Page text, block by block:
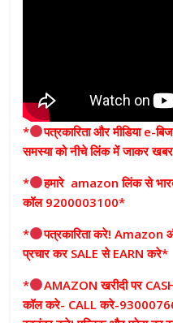
*
पत्रकारिता और मीडिया e-
समस्या को नीचे लिंक में जाकर
*
हमारे amazon लिंक से
कॉल 9200003100*
*
पत्रकारिता करे! Amazon
प्रचार कर SALE से EARN करे*
*
AMAZON खरीदी पर
कॉल करे- CALL करे-